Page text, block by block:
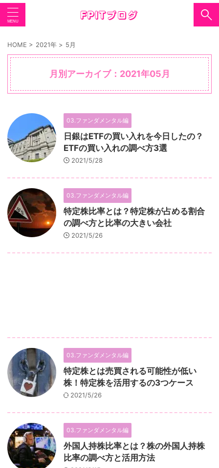
HOME > 2021年 > 5月
月別アーカイブ：2021年05月
03.ファンダメンタル編
日銀はETFの買い入れを今日したの？
ETFの買い入れの調べ方3選
2021/5/28
03.ファンダメンタル編
特定株比率とは？特定株が占める割合
の調べ方と比率の大きい会社
2021/5/26
03.ファンダメンタル編
特定株とは売買される可能性が低い
株！特定株を活用するの3つケース
2021/5/26
03.ファンダメンタル編
外国人持株比率とは？株の外国人持株
比率の調べ方と活用方法